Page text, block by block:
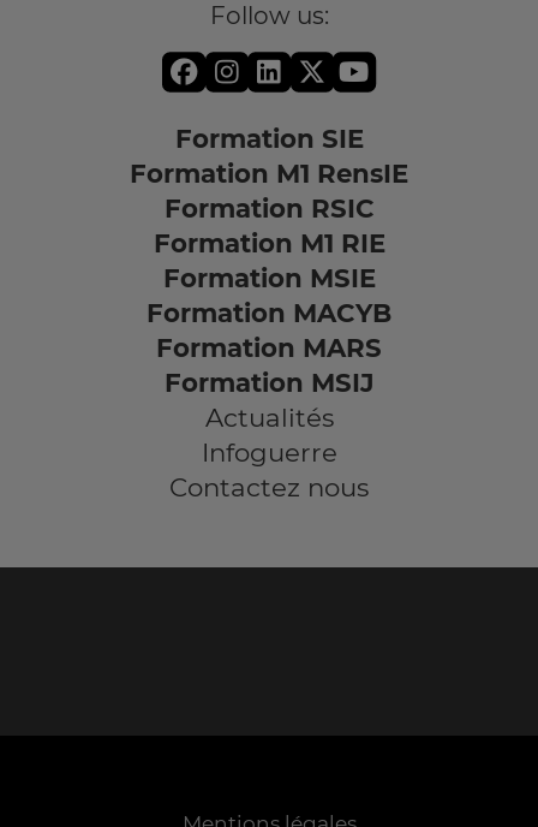
Follow us:
Formation SIE
Formation M1 RensIE
Formation RSIC
Formation M1 RIE
Formation MSIE
Formation MACYB
Formation MARS
Formation MSIJ
Actualités
Infoguerre
Contactez nous